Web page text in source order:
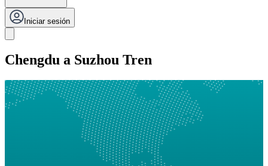
Iniciar sesión
Chengdu a Suzhou Tren